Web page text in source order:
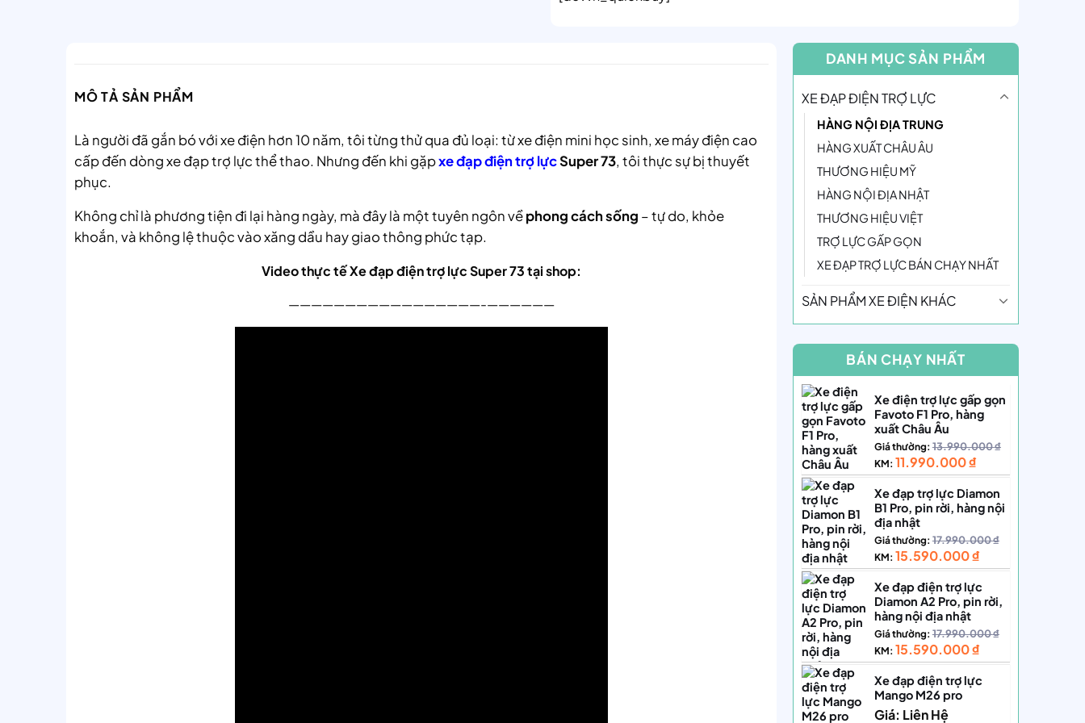
MÔ TẢ SẢN PHẨM
Là người đã gắn bó với xe điện hơn 10 năm, tôi từng thử qua đủ loại: từ xe điện mini học sinh, xe máy điện cao
cấp đến dòng xe đạp trợ lực thể thao. Nhưng đến khi gặpxe đạp điện trợ lựcSuper 73, tôi thực sự bị thuyết
phục.
Không chỉ là phương tiện đi lại hàng ngày, mà đây là một tuyên ngôn vềphong cách sống – tự do, khỏe
khoắn, và không lệ thuộc vào xăng dầu hay giao thông phức tạp.
Video thực tế Xe đạp điện trợ lực Super 73 tại shop:
—————————————————-——————
DANH MỤC SẢN PHẨM
XE ĐẠP ĐIỆN TRỢ LỰC
HÀNG NỘI ĐỊA TRUNG
HÀNG XUẤT CHÂU ÂU
THƯƠNG HIỆU MỸ
HÀNG NỘI ĐỊA NHẬT
THƯƠNG HIỆU VIỆT
TRỢ LỰC GẤP GỌN
XE ĐẠP TRỢ LỰC BÁN CHẠY NHẤT
SẢN PHẨM XE ĐIỆN KHÁC
BÁN CHẠY NHẤT
Xe điện trợ lực gấp gọn
Favoto F1 Pro, hàng
xuất Châu Âu
Giá thường:13.990.000₫
KM: 11.990.000₫
Xe đạp trợ lực Diamon
B1 Pro, pin rời, hàng nội
địa nhật
Giá thường:17.990.000₫
KM: 15.590.000₫
Xe đạp điện trợ lực
Diamon A2 Pro, pin rời,
hàng nội địa nhật
Giá thường:17.990.000₫
KM: 15.590.000₫
Xe đạp điện trợ lực
Mango M26 pro
Giá: Liên Hệ